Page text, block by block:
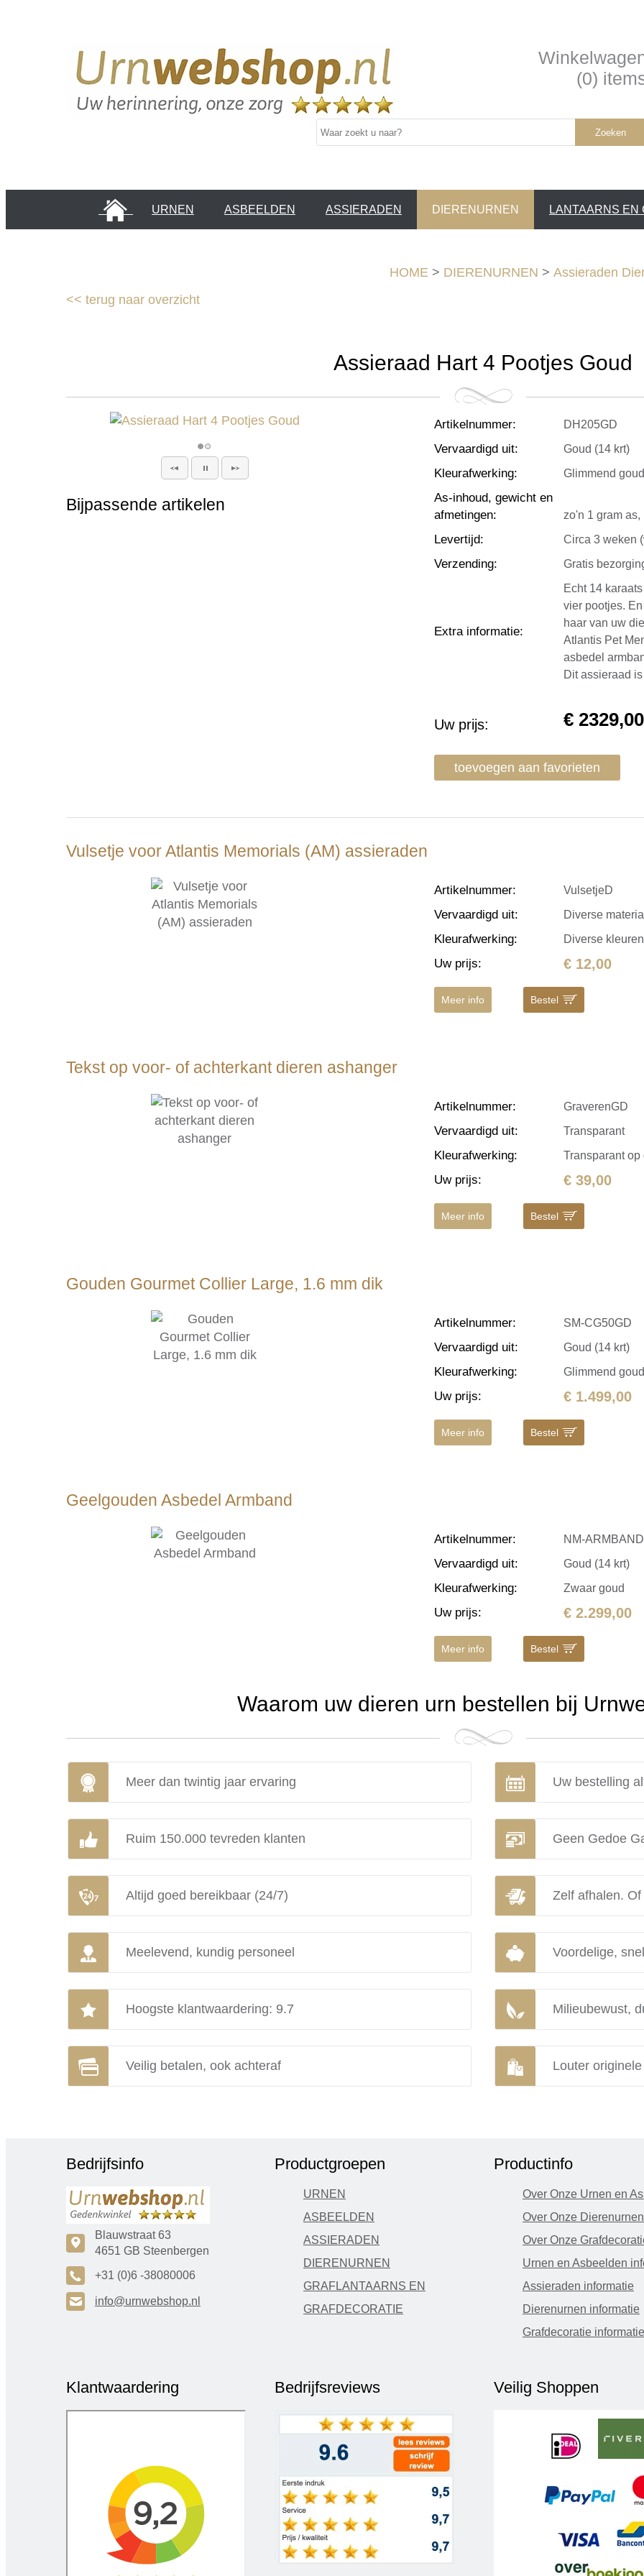
(0)
Zoeken
HOME URNEN ASBEELDEN ASSIERADEN DIERENURNEN LANTAARNS EN
HOME > DIERENURNEN > Assieraden
<< terug naar overzicht
Assieraad Hart 4 Pootjes Goud
Artikelnummer: DH205GD
Vervaardigd uit: Goud (14 krt)
Kleurafwerking: Glimmend
As-inhoud, gewicht en
afmetingen: zo'n 1 gram
Levertijd: Circa 3 weken
Verzending: Gratis
Extra informatie:
Echt 14
vier pootjes.
haar van uw
Atlantis Pet
asbedel
Dit assieraad
Uw prijs: €2329,00
toevoegen aan favorieten
Bijpassende artikelen
Vulsetje voor Atlantis Memorials (AM) assieraden
Artikelnummer: VulsetjeD
Vervaardigd uit: Diverse
Kleurafwerking: Diverse kleuren
Uw prijs: € 12,00
Meer info Bestel
Tekst op voor- of achterkant dieren ashanger
Artikelnummer: GraverenGD
Vervaardigd uit: Transparant
Kleurafwerking: Transparant op
Uw prijs: € 39,00
Meer info Bestel
Gouden Gourmet Collier Large, 1.6 mm dik
Artikelnummer: SM-CG50GD
Vervaardigd uit: Goud (14 krt)
Kleurafwerking: Glimmend
Uw prijs: € 1.499,00
Meer info Bestel
Geelgouden Asbedel Armband
Artikelnummer: NM-
Vervaardigd uit: Goud (14 krt)
Kleurafwerking: Zwaar goud
Uw prijs: € 2.299,00
Meer info Bestel
Waarom uw dieren urn bestellen bij
Meer dan twintig jaar ervaring Uw bestelling
Ruim 150.000 tevreden klanten Geen Gedoe
Altijd goed bereikbaar (24/7) Zelf afhalen.
Meelevend, kundig personeel Voordelige,
Hoogste klantwaardering: 9.7 Milieubewust,
Veilig betalen, ook achteraf Louter
Bedrijfsinfo
c
Blauwstraat 63
4651 GB Steenbergen
A +31 (0)6 -38080006
H info@urnwebshop.nl
Productgroepen
URNEN
ASBEELDEN
ASSIERADEN
DIERENURNEN
GRAFLANTAARNS EN
GRAFDECORATIE
Productinfo
Over Onze Urnen en
Over Onze Dierenurnen
Over Onze
Urnen en Asbeelden
Assieraden informatie
Dierenurnen informatie
Grafdecoratie informatie
Klantwaardering Bedrijfsreviews Veilig Shoppen